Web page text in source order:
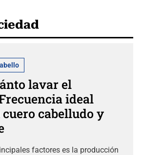
lavar el
ideal
cuero cabelludo y
factores es la producción